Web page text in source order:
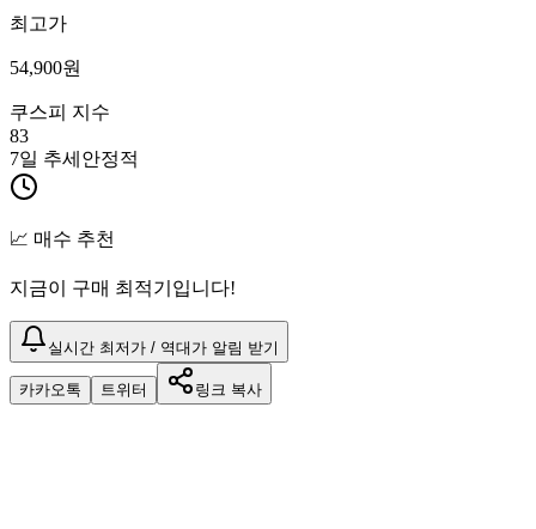
최고가
54,900원
쿠스피 지수
83
7일 추세 안정적
📈 매수 추천
지금이 구매 최적기입니다!
실시간 최저가 / 역대가 알림 받기
카카오톡 트위터 링크 복사